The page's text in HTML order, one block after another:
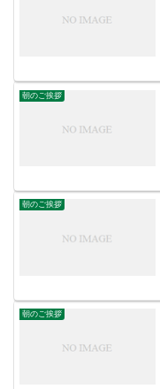
朝のご挨拶
朝のご挨拶
朝のご挨拶